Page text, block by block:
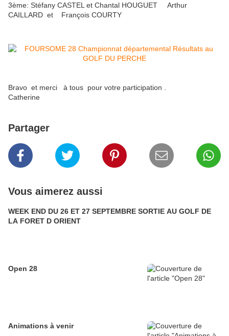
3ème: Stéfany CASTEL et Chantal HOUGUET Arthur
CAILLARD et François COURTY
Bravo et merci à tous pour votre participation .
Catherine
Partager
Vous aimerez aussi
WEEK END DU 26 ET 27 SEPTEMBRE SORTIE AU GOLF DE
LA FORET D ORIENT
Open 28
Animations à venir